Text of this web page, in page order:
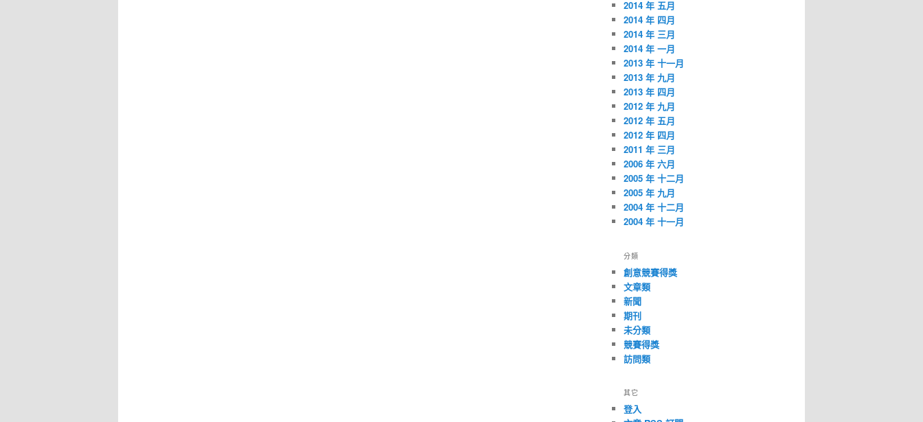
2014 年 五月
2014 年 四月
2014 年 三月
2014 年 一月
2013 年 十一月
2013 年 九月
2013 年 四月
2012 年 九月
2012 年 五月
2012 年 四月
2011 年 三月
2006 年 六月
2005 年 十二月
2005 年 九月
2004 年 十二月
2004 年 十一月
分類
創意競賽得獎
文章類
新聞
期刊
未分類
競賽得獎
訪問類
其它
登入